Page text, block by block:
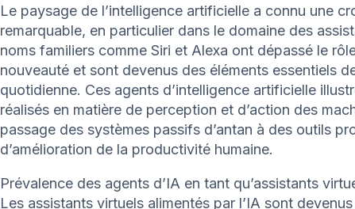
Le paysage de l’intelligence artificielle a connu une
remarquable, en particulier dans le domaine des
noms familiers comme Siri et Alexa ont dépassé le
nouveauté et sont devenus des éléments essentiels
quotidienne. Ces agents d’intelligence artificielle
réalisés en matière de perception et d’action des
passage des systèmes passifs d’antan à des outils
d’amélioration de la productivité humaine.
Prévalence des agents d’IA en tant qu’assistants
Les assistants virtuels alimentés par l’IA sont